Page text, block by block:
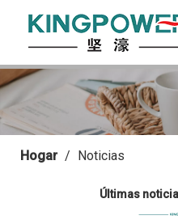
Hogar / Noticias
Últimas